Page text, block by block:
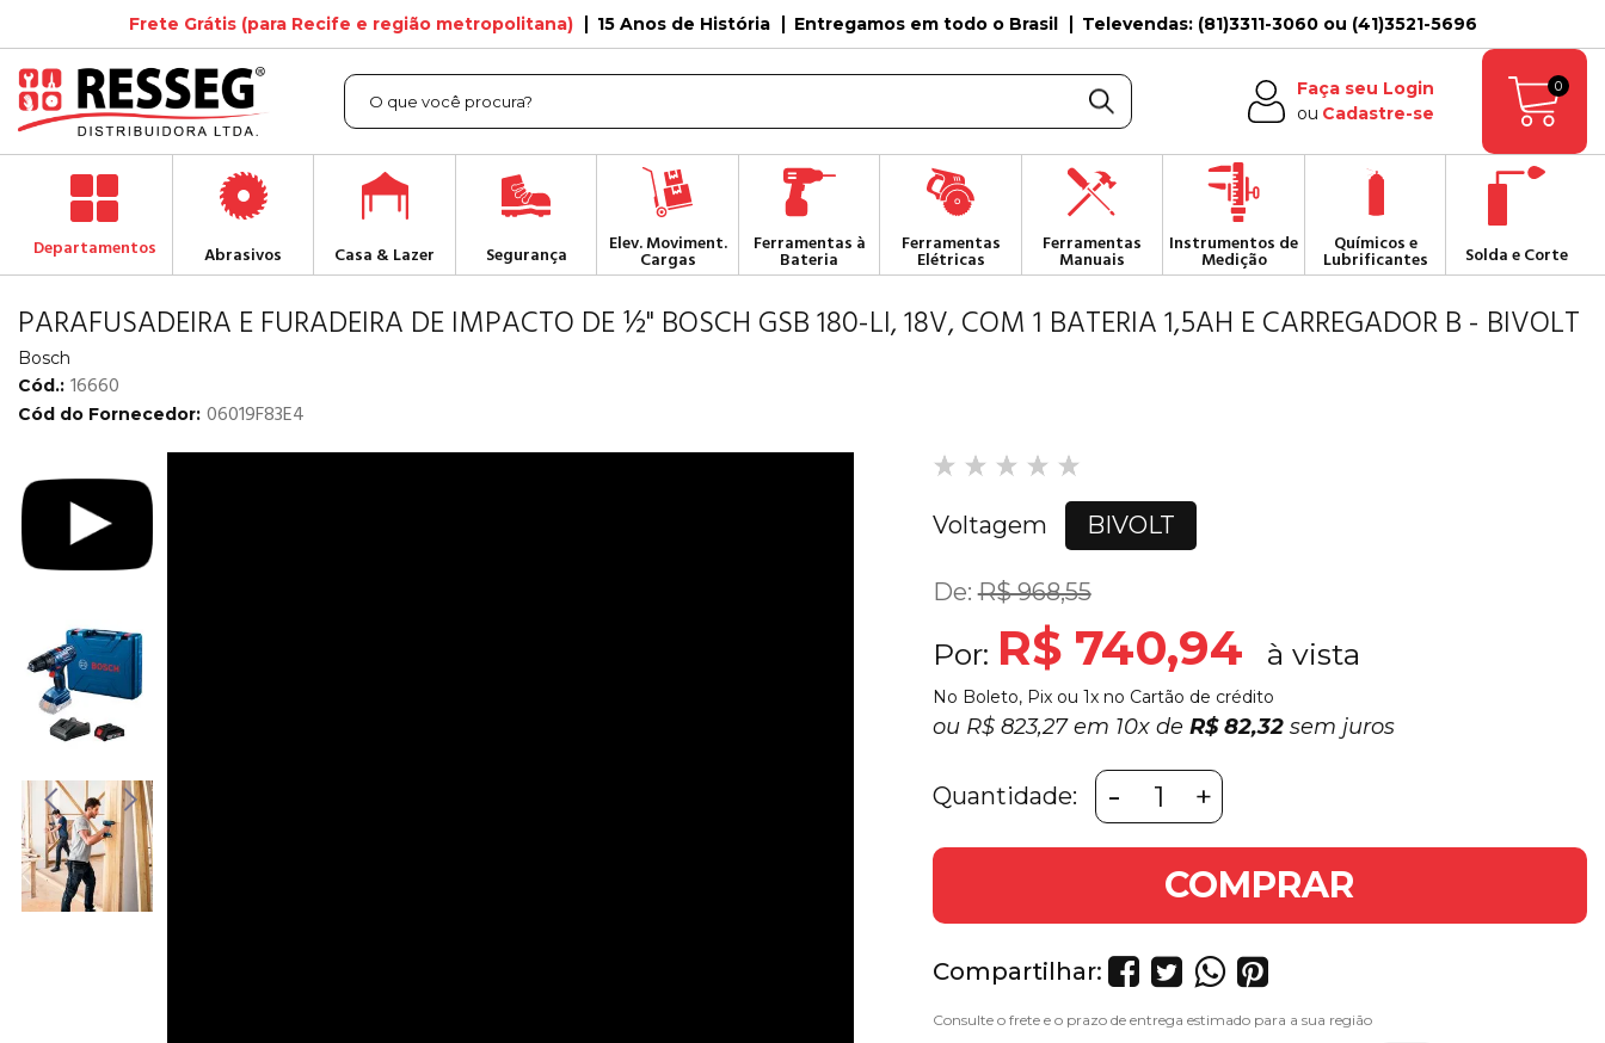
Frete Grátis (para Recife e região metropolitana) 15 Anos de História Entregamos em todo o Brasil Televendas: (81)3311-3060 ou (41)3521-5696
Faça seu Login
ou Cadastre-se
0
Departamentos Abrasivos Casa & Lazer Segurança
Elev. Moviment.
Cargas
Ferramentas à
Bateria
Ferramentas
Elétricas
Ferramentas
Manuais
Instrumentos de
Medição
Químicos e
Lubrificantes Solda e Corte
PARAFUSADEIRA E FURADEIRA DE IMPACTO DE ½" BOSCH GSB 180-LI, 18V, COM 1 BATERIA 1,5AH E CARREGADOR B - BIVOLT
Bosch
Cód.: 16660
Cód do Fornecedor: 06019F83E4
Voltagem BIVOLT
De:R$ 968,55
Por: R$ 740,94
No Boleto, Pix ou 1x no Cartão de crédito
ou R$ 823,27 em 10xde R$ 82,32sem juros
Quantidade: - +
COMPRAR
Compartilhar: